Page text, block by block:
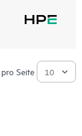
Seite